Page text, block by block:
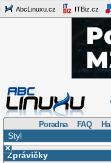
AbcLinuxu.cz ITBiz.cz
Poradna FAQ
Styl
×
Zprávičky